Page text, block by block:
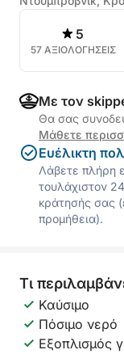
5
57 ΑΞΙΟΛΟΓΗΣΕΙΣ
Με τον
Θα σας
Μάθετε
Ευέλικτη
Λάβετε πλήρη
τουλάχιστον
κράτησής σας
προμήθεια).
Τι
Καύσιμο
Πόσιμο νερό
Εξοπλισμός